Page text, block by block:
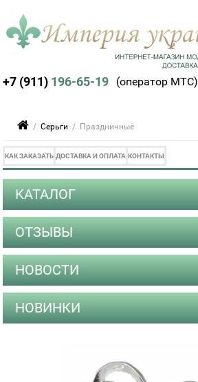
+7 (911) 196-65-19 (оператор МТС)
/Серьги / Праздничные
КАК ЗАКАЗАТЬ ДОСТАВКА И ОПЛАТА КОНТАКТЫ
КАТАЛОГ
ОТЗЫВЫ
НОВОСТИ
НОВИНКИ